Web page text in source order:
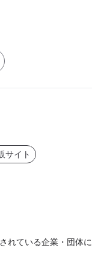
サイト
ている企業・団体に